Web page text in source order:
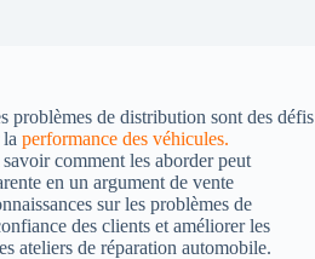
problèmes de distribution sont des défis
performance des véhicules.
comment les aborder peut
en un argument de vente
sur les problèmes de
des clients et améliorer les
ateliers de réparation automobile.